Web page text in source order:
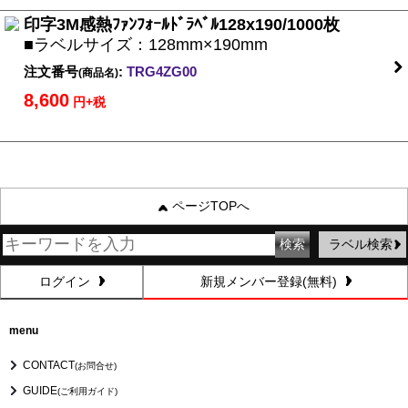
印字3M感熱ﾌｧﾝﾌｫｰﾙﾄﾞﾗﾍﾞﾙ128x190/1000枚
■ラベルサイズ：128mm×190mm
注文番号(商品名): TRG4ZG00
8,600 円+税
ページTOPへ
ラベル検索
ログイン 新規メンバー登録(無料)
menu
CONTACT(お問合せ)
GUIDE(ご利用ガイド)